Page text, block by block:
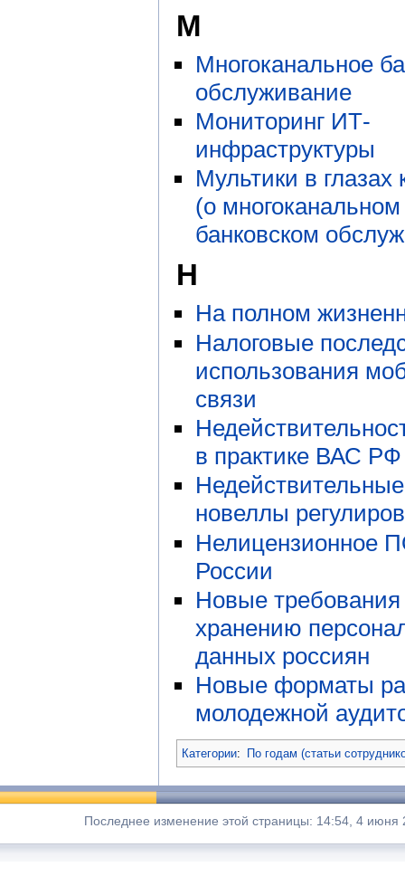
М
Многоканальное
обслуживание
Мониторинг ИТ-
инфраструктуры
Мультики в глазах
(о многоканальном
банковском
Н
На полном
Налоговые
использования
связи
в практике ВАС РФ
новеллы
Нелицензионное
России
Новые требования
хранению
данных россиян
Новые форматы
молодежной
Категории: По годам (статьи
Последнее изменение этой страницы: 14:54, 4 июня